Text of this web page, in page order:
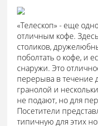
«Телескоп» - еще
отличным кофе.
столиков,
поболтать о кофе, и
снаружи. Это
перерыва в течение
гранолой и
не подают, но для
Посетители
типичную для этих